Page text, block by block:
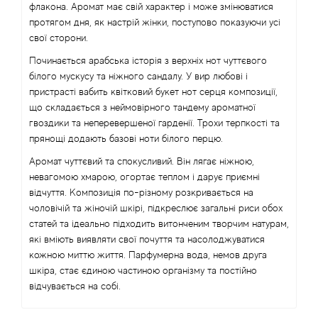
флакона. Аромат має свій характер і може змінюватися
протягом дня, як настрій жінки, поступово показуючи усі
свої сторони.
Починається арабська історія з верхніх нот чуттєвого
білого мускусу та ніжного сандалу. У вир любові і
пристрасті вабить квітковий букет нот серця композиції,
що складається з неймовірного тандему ароматної
гвоздики та неперевершеної гарденії. Трохи терпкості та
прянощі додають базові ноти білого перцю.
Аромат чуттєвий та спокусливий. Він лягає ніжною,
невагомою хмарою, огортає теплом і дарує приємні
відчуття. Композиція по-різному розкривається на
чоловічій та жіночій шкірі, підкреслює загальні риси обох
статей та ідеально підходить витонченим творчим натурам,
які вміють виявляти свої почуття та насолоджуватися
кожною миттю життя. Парфумерна вода, немов друга
шкіра, стає єдиною частиною організму та постійно
відчувається на собі.